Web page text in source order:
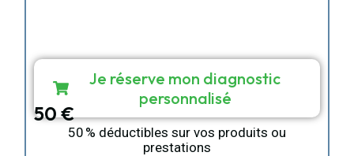
Je réserve mon diagnostic
personnalisé
50 €
50 % déductibles sur vos produits ou
prestations